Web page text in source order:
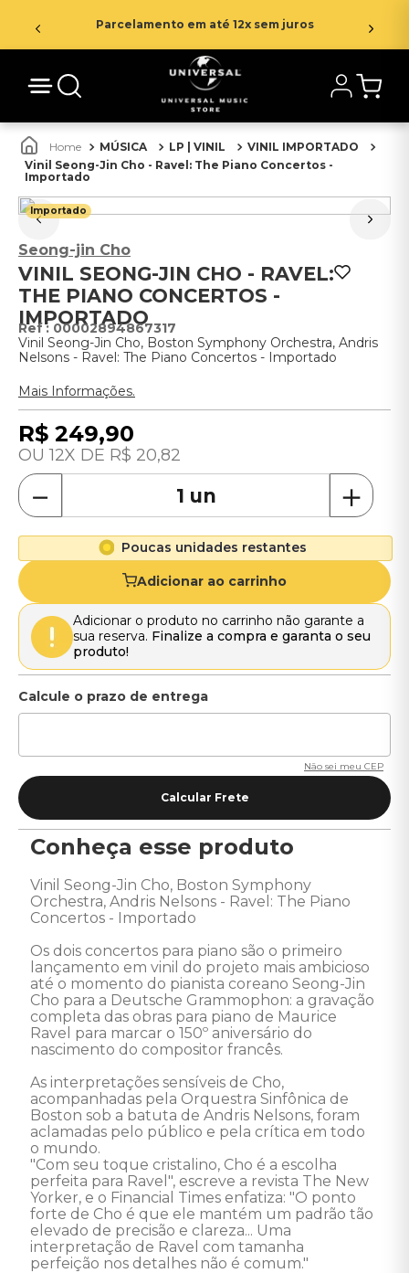
Parcelamento em até 12x sem juros
MÚSICA LP | VINIL
VINIL IMPORTADO
Vinil Seong-Jin Cho - Ravel: The Piano Concertos -
Importado
Importado
Seong-jin Cho
VINIL SEONG-JIN CHO - RAVEL:
THE PIANO CONCERTOS -
IMPORTADO
: 00002894867317
Vinil Seong-Jin Cho, Boston Symphony Orchestra, Andris
Nelsons - Ravel: The Piano Concertos - Importado
Mais Informações.
R$ 249,90
12 R$ 20,82
＋
－
Poucas unidades restantes
Adicionar ao carrinho
Adicionar o produto no carrinho não garante a
sua reserva. Finalize a compra e garanta o seu
produto!
Não sei meu CEP
Conheça esse produto
Vinil Seong-Jin Cho, Boston Symphony
Orchestra, Andris Nelsons - Ravel: The Piano
Concertos - Importado
Os dois concertos para piano são o primeiro
lançamento em vinil do projeto mais ambicioso
até o momento do pianista coreano Seong-Jin
Cho para a Deutsche Grammophon: a gravação
completa das obras para piano de Maurice
Ravel para marcar o 150º aniversário do
nascimento do compositor francês.
As interpretações sensíveis de Cho,
acompanhadas pela Orquestra Sinfônica de
Boston sob a batuta de Andris Nelsons, foram
aclamadas pelo público e pela crítica em todo
o mundo.
"Com seu toque cristalino, Cho é a escolha
perfeita para Ravel", escreve a revista The New
Yorker, e o Financial Times enfatiza: "O ponto
forte de Cho é que ele mantém um padrão tão
elevado de precisão e clareza... Uma
interpretação de Ravel com tamanha
perfeição nos detalhes não é comum."